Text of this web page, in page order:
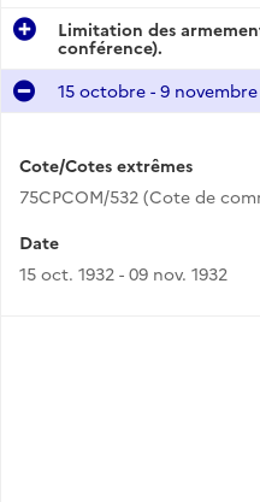
Limitation des
conférence).
15 octobre - 9 novembre
Cote/Cotes extrêmes
75CPCOM/532 (Cote de
Date
15 oct. 1932 - 09 nov. 1932